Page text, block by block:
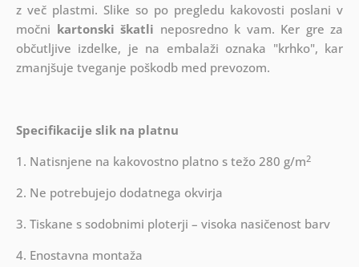
z več plastmi. Slike so po pregledu kakovosti poslani v
močni kartonski škatli neposredno k vam. Ker gre za
občutljive izdelke, je na embalaži oznaka "krhko", kar
zmanjšuje tveganje poškodb med prevozom.
Specifikacije slik na platnu
1. Natisnjene na kakovostno platno s težo 280 g/m2
2. Ne potrebujejo dodatnega okvirja
3. Tiskane s sodobnimi ploterji – visoka nasičenost barv
4. Enostavna montaža